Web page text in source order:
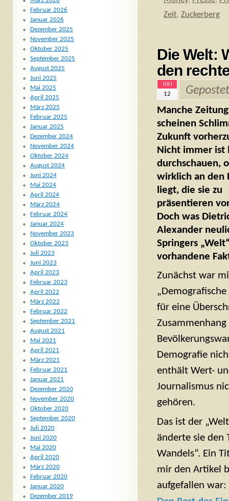
Zeit, Zuckerberg
Die Welt:
den
JULI
12
Manche
scheinen
Zukunft
Nicht immer ist
durchschauen,
wirklich an den
liegt, die sie zu
präsentieren
Doch was
Alexander
Springers
vorhandene
Zunächst war
für eine
Demografie
enthält Wert-
Journalismus
gehören.
Das ist der
änderte sie den
Wandels“. Ein
mir den Artikel
aufgefallen war:
Februar 2026
Januar 2026
Dezember 2025
November 2025
Oktober 2025
September 2025
August 2025
Juni 2025
Mai 2025
April 2025
März 2025
Februar 2025
Januar 2025
Dezember 2024
November 2024
Oktober 2024
August 2024
Juni 2024
Mai 2024
April 2024
März 2024
Februar 2024
Januar 2024
November 2023
Oktober 2023
Juli 2023
Juni 2023
April 2023
Februar 2023
April 2022
März 2022
Februar 2022
September 2021
August 2021
Mai 2021
April 2021
März 2021
Februar 2021
Januar 2021
Dezember 2020
November 2020
Oktober 2020
September 2020
Juli 2020
Juni 2020
Mai 2020
April 2020
März 2020
Februar 2020
Januar 2020
Dezember 2019